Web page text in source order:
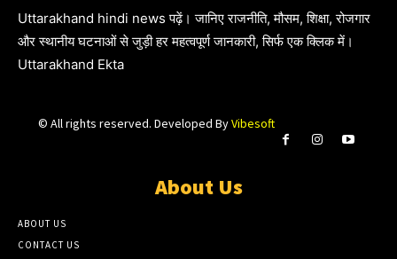
Uttarakhand hindi news पढ़ें। जानिए राजनीति, मौसम, शिक्षा, रोजगार
और स्थानीय घटनाओं से जुड़ी हर महत्वपूर्ण जानकारी, सिर्फ एक क्लिक में।
Uttarakhand Ekta
© All rights reserved. Developed ByVibesoft
About Us
ABOUT US
CONTACT US